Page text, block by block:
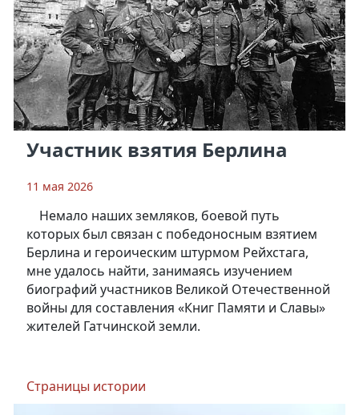
Участник взятия Берлина
11 мая 2026
Немало наших земляков, боевой путь
которых был связан с победоносным взятием
Берлина и героическим штурмом Рейхстага,
мне удалось найти, занимаясь изучением
биографий участников Великой Отечественной
войны для составления «Книг Памяти и Славы»
жителей Гатчинской земли.
Страницы истории